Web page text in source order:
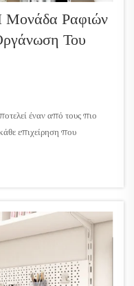
Μονάδα Ραφιών
Του
έναν από τους πιο
επιχείρηση που
ένα μικρό αποθηκάκι
ο τρόπος με τον οποίο